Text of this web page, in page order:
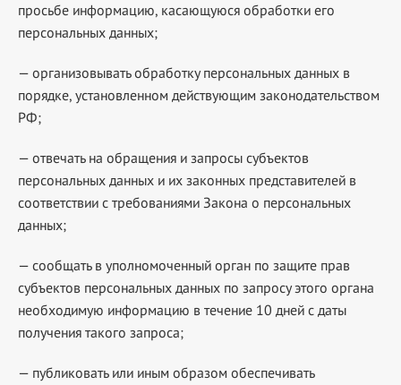
просьбе информацию, касающуюся обработки его
персональных данных;
— организовывать обработку персональных данных в
порядке, установленном действующим законодательством
РФ;
— отвечать на обращения и запросы субъектов
персональных данных и их законных представителей в
соответствии с требованиями Закона о персональных
данных;
— сообщать в уполномоченный орган по защите прав
субъектов персональных данных по запросу этого органа
необходимую информацию в течение 10 дней с даты
получения такого запроса;
— публиковать или иным образом обеспечивать